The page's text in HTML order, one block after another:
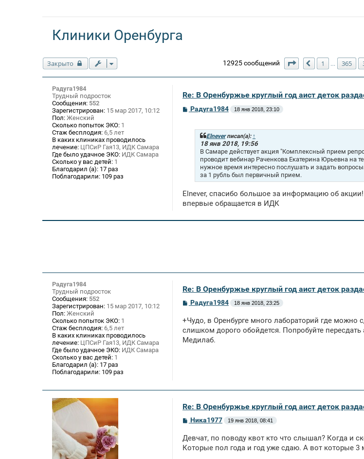
Клиники Оренбурга
Закрыто 12925 сообщений Страница 367 из370
Пред.
1 … 365
Радуга1984
Трудный подросток
Сообщения: 552
Зарегистрирован: 15 мар 2017, 10:12
Пол: Женский
Сколько попыток ЭКО: 1
Стаж бесплодия: 6,5 лет
В каких клиниках проводилось
лечение: ЦПСиР Гая13, ИДК Самара
Где было удачное ЭКО: ИДК Самара
Сколько у вас детей: 1
Благодарил (а): 17 раз
Поблагодарили: 109 раз
Re: В Оренбуржье круглый год аист деток
СРадуга1984 18 янв 2018, 23:10
Elneverписал(а): ↑
18 янв 2018, 19:56
В Самаре действует акция "Комплексный прием
проводит вебинар Раченкова Екатерина Юрьевна на
нужное время интересно послушать и задать
за 1 рубль был первичный прием.
Elnever, спасибо большое за информацию об акции!
впервые обращается в ИДК
Радуга1984
Трудный подросток
Сообщения: 552
Зарегистрирован: 15 мар 2017, 10:12
Пол: Женский
Сколько попыток ЭКО: 1
Стаж бесплодия: 6,5 лет
В каких клиниках проводилось
лечение: ЦПСиР Гая13, ИДК Самара
Где было удачное ЭКО: ИДК Самара
Сколько у вас детей: 1
Благодарил (а): 17 раз
Поблагодарили: 109 раз
Re: В Оренбуржье круглый год аист деток
С
б
щ
е
н
Радуга1984 18 янв 2018, 23:25
+Чудо, в Оренбурге много лабораторий где можно
слишком дорого обойдется. Попробуйте
Медилаб.
Re: В Оренбуржье круглый год аист деток
С
б
щ
Ника1977 19 янв 2018, 08:41
Девчат, по поводу квот кто что слышал? Когда и
Которые пол года и год уже сдаю. А вот которые 3